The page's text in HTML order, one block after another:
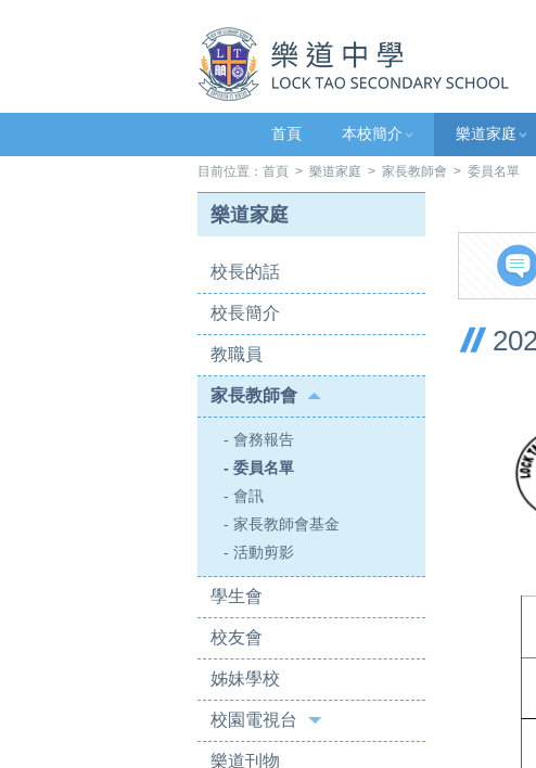
首頁 本校簡介 樂道家庭
目前位置： 首頁 > 樂道家庭 > 家長教師會 > 委員名單
樂道家庭
校長的話
校長簡介
教職員
家長教師會
- 會務報告
- 委員名單
- 會訊
- 家長教師會基金
- 活動剪影
學生會
校友會
姊妹學校
校園電視台
樂道刊物